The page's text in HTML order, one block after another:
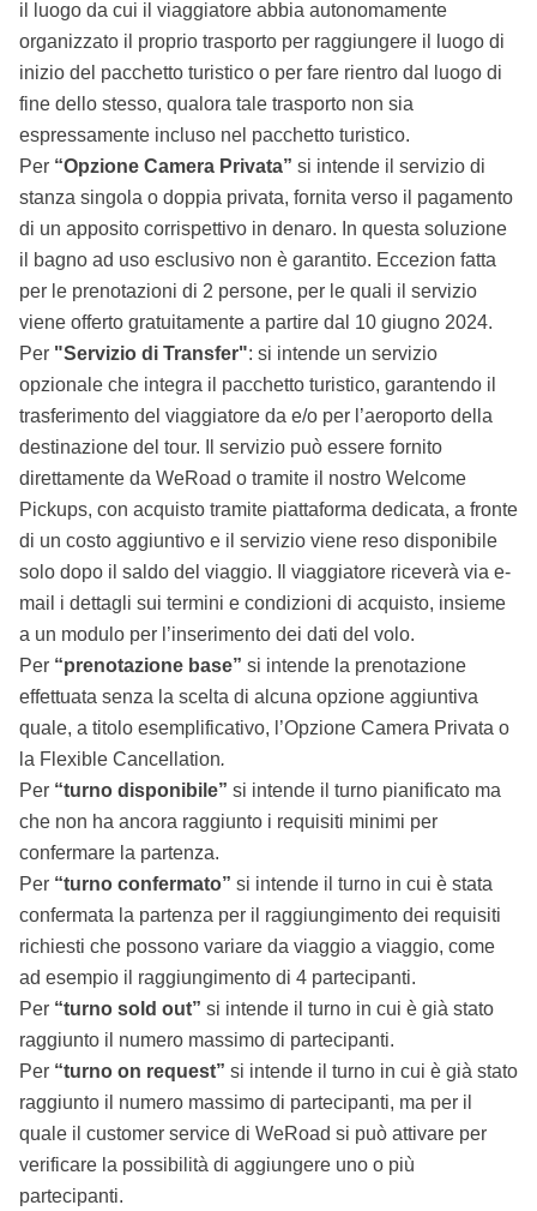
il luogo da cui il viaggiatore abbia autonomamente
organizzato il proprio trasporto per raggiungere il luogo di
inizio del pacchetto turistico o per fare rientro dal luogo di
fine dello stesso, qualora tale trasporto non sia
espressamente incluso nel pacchetto turistico.
Per “Opzione Camera Privata” si intende il servizio di
stanza singola o doppia privata, fornita verso il pagamento
di un apposito corrispettivo in denaro. In questa soluzione
il bagno ad uso esclusivo non è garantito. Eccezion fatta
per le prenotazioni di 2 persone, per le quali il servizio
viene offerto gratuitamente a partire dal 10 giugno 2024.
Per "Servizio di Transfer": si intende un servizio
opzionale che integra il pacchetto turistico, garantendo il
trasferimento del viaggiatore da e/o per l’aeroporto della
destinazione del tour. Il servizio può essere fornito
direttamente da WeRoad o tramite il nostro Welcome
Pickups, con acquisto tramite piattaforma dedicata, a fronte
di un costo aggiuntivo e il servizio viene reso disponibile
solo dopo il saldo del viaggio. Il viaggiatore riceverà via e-
mail i dettagli sui termini e condizioni di acquisto, insieme
a un modulo per l’inserimento dei dati del volo.
Per “prenotazione base” si intende la prenotazione
effettuata senza la scelta di alcuna opzione aggiuntiva
quale, a titolo esemplificativo, l’Opzione Camera Privata o
la Flexible Cancellation.
Per “turno disponibile” si intende il turno pianificato ma
che non ha ancora raggiunto i requisiti minimi per
confermare la partenza.
Per “turno confermato” si intende il turno in cui è stata
confermata la partenza per il raggiungimento dei requisiti
richiesti che possono variare da viaggio a viaggio, come
ad esempio il raggiungimento di 4 partecipanti.
Per “turno sold out” si intende il turno in cui è già stato
raggiunto il numero massimo di partecipanti.
Per “turno on request” si intende il turno in cui è già stato
raggiunto il numero massimo di partecipanti, ma per il
quale il customer service di WeRoad si può attivare per
verificare la possibilità di aggiungere uno o più
partecipanti.